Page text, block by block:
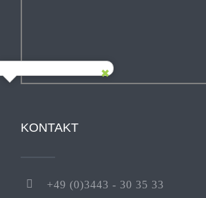
KONTAKT
+49 (0)3443 - 30 35 33